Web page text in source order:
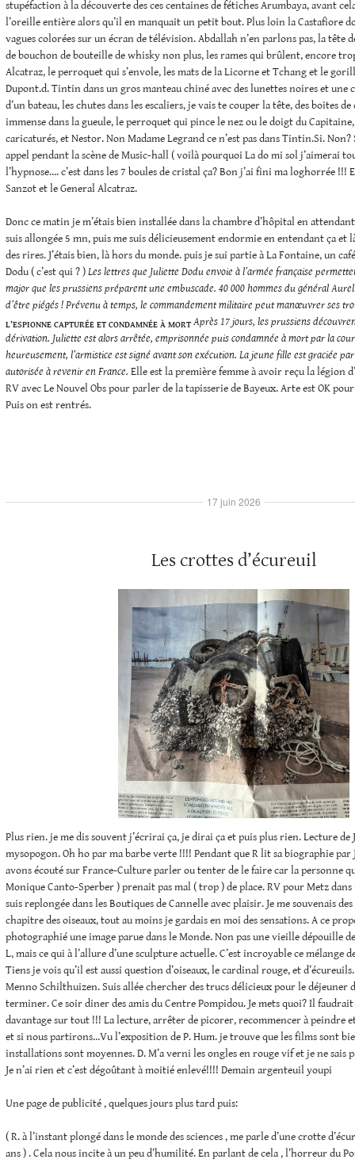
stupéfaction à la découverte des ces centaines de fétiches Arumbaya, avant
l’oreille entière alors qu’il en manquait un petit bout. Plus loin la Castafiore
vagues colorées sur un écran de télévision. Abdallah n’en parlons pas, la
de bouchon de bouteille de whisky non plus, les rames qui brûlent, encore
Alcatraz, le perroquet qui s’envole, les mats de la Licorne et Tchang et le
Dupont.d. Tintin dans un gros manteau chiné avec des lunettes noires et une
d’un bateau, les chutes dans les escaliers, je vais te couper la tête, des boites
immense dans la gueule, le perroquet qui pince le nez ou le doigt du
caricaturés, et Nestor. Non Madame Legrand ce n’est pas dans Tintin.Si. Non?
appel pendant la scène de Music-hall ( voilà pourquoi La do mi sol j’aimerai
l’hypnose…. c’est dans les 7 boules de cristal ça? Bon j’ai fini ma loghorrée !!!
Sanzot et le General Alcatraz.
Donc ce matin je m’étais bien installée dans la chambre d’hôpital en
suis allongée 5 mn, puis me suis délicieusement endormie en entendant ça et
des rires. J’étais bien, là hors du monde. puis je sui partie à La Fontaine, un
Dodu ( c’est qui ? )Les lettres que Juliette Dodu envoie à l’armée française
major que les prussiens préparent une embuscade. 40 000 hommes du général
d’être piégés ! Prévenu à temps, le commandement militaire peut manœuvrer ses
L’ESPIONNE CAPTURÉE ET CONDAMNÉE À MORT Après 17 jours, les prussiens
dérivation. Juliette est alors arrêtée, emprisonnée puis condamnée à mort par la
heureusement, l’armistice est signé avant son exécution. La jeune fille est graciée
autorisée à revenir en France. Elle est la première femme à avoir reçu la légion
RV avec Le Nouvel Obs pour parler de la tapisserie de Bayeux. Arte est OK
Puis on est rentrés.
Les crottes d’écureuil
Plus rien. je me dis souvent j’écrirai ça, je dirai ça et puis plus rien. Lecture de
mysopogon. Oh ho par ma barbe verte !!!! Pendant que R lit sa biographie par
avons écouté sur France-Culture parler ou tenter de le faire car la personne
Monique Canto-Sperber ) prenait pas mal ( trop ) de place. RV pour Metz dans
suis replongée dans les Boutiques de Cannelle avec plaisir. Je me souvenais
chapitre des oiseaux, tout au moins je gardais en moi des sensations. A ce
photographié une image parue dans le Monde. Non pas une vieille dépouille
L, mais ce qui à l’allure d’une sculpture actuelle. C’est incroyable ce mélange
Tiens je vois qu’il est aussi question d’oiseaux, le cardinal rouge, et d’écureuils.
Menno Schilthuizen. Suis allée chercher des trucs délicieux pour le déjeuner
terminer. Ce soir diner des amis du Centre Pompidou. Je mets quoi? Il
davantage sur tout !!! La lecture, arrêter de picorer, recommencer à peindre
et si nous partirons…Vu l’exposition de P. Hum. je trouve que les films sont
installations sont moyennes. D. M’a verni les ongles en rouge vif et je ne sais
Je n’ai rien et c’est dégoûtant à moitié enlevé!!!! Demain argenteuil youpi
Une page de publicité , quelques jours plus tard puis:
( R. à l’instant plongé dans le monde des sciences , me parle d’une crotte
ans ) . Cela nous incite à un peu d’humilité. En parlant de cela , l’horreur du
17 juin 2026